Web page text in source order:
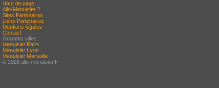
Haut de page
Allo-Menuisier ?
Sites Partenaires
Liens Partenaires
Mentions légales
Contact
Grandes villes :
Menuisier Paris
Menuisier Lyon
Menuisier Marseille
© 2026 allo-menuisier.fr